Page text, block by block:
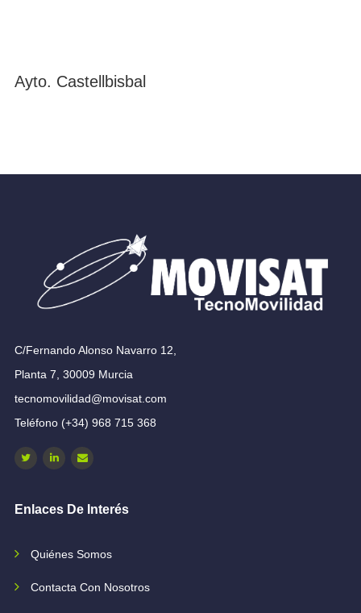
Ayto. Castellbisbal
C/Fernando Alonso Navarro 12,
Planta 7, 30009 Murcia
tecnomovilidad@movisat.com
Teléfono (+34) 968 715 368
Enlaces De Interés
Quiénes Somos
Contacta Con Nosotros